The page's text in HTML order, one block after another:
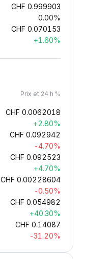
CHF 0.999903
0.00%
CHF 0.070153
+1.60%
Prix et 24 h %
CHF 0.0062018
+2.80%
CHF 0.092942
-4.70%
CHF 0.092523
+4.70%
CHF 0.00228604
-0.50%
CHF 0.054982
+40.30%
CHF 0.14087
-31.20%